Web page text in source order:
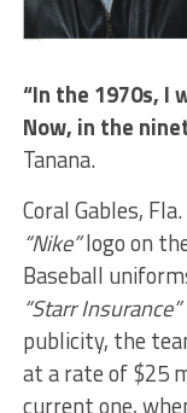
“In the 1970s, I
Now, in the
Tanana.
Coral Gables,
“Nike”logo on
Baseball
“Starr Insurance”
publicity, the
at a rate of $25
current one,